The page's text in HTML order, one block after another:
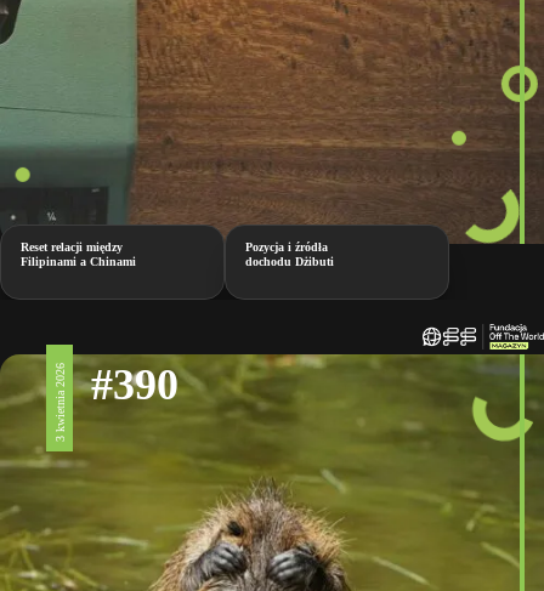
Reset relacji między
Filipinami a Chinami
Pozycja i źródła
dochodu Dżibuti
3 kwietnia 2026 #390